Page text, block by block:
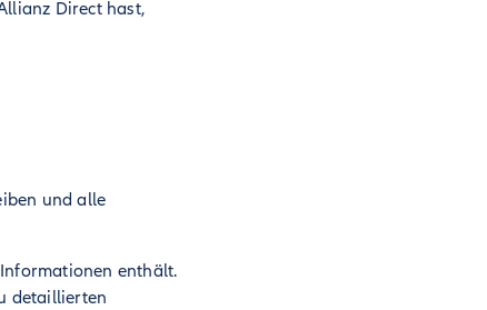
Direct hast,
und alle
enthält.
detaillierten